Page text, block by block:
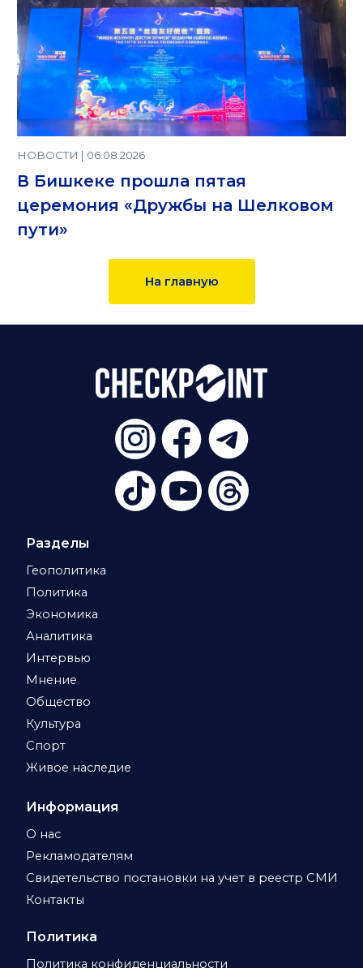
НОВОСТИ | 06.08.2026
В Бишкеке прошла пятая
церемония «Дружбы на Шелковом
пути»
На главную
Разделы
Геополитика
Политика
Экономика
Аналитика
Интервью
Мнение
Общество
Культура
Спорт
Живое наследие
Информация
О нас
Рекламодателям
Свидетельство постановки на учет в реестр СМИ
Контакты
Политика
Политика конфиденциальности